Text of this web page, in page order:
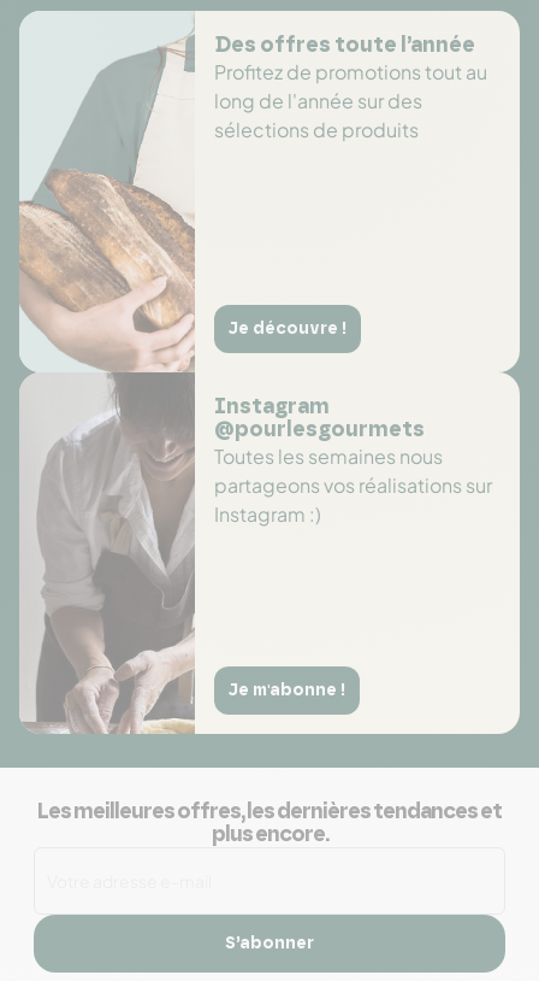
Des offres toute l’année
Profitez de promotions tout au
long de l'année sur des
sélections de produits
Je découvre !
Instagram
@pourlesgourmets
Toutes les semaines nous
partageons vos réalisations sur
Instagram :)
Je m'abonne !
Les meilleures offres, les dernières tendances et
plus encore.
S’abonner